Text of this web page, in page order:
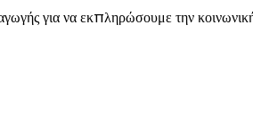
για να εκπληρώσουμε την